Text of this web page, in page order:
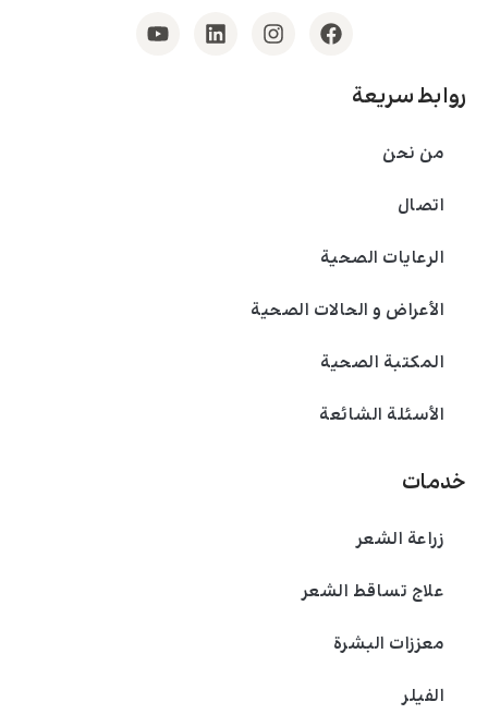
خدمات
زراعة الشعر
علاج تساقط الشعر
معززات البشرة
الفیلر
روابط سريعة
من نحن
اتصال
الرعايات الصحية
الأعراض و الحالات الصحية
المكتبة الصحية
الأسئلة الشائعة